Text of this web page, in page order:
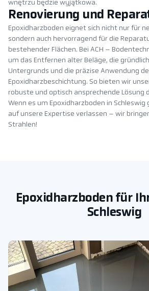
wnętrzu będzie wyjątkowa.
Renovierung und
Epoxidharzboden eignet sich nicht nur für
sondern auch hervorragend für die
bestehender Flächen. Bei ACH –
um das Entfernen alter Beläge, die
Untergrunds und die präzise Anwendung
Epoxidharzbeschichtung. So bieten wir
robuste und optisch ansprechende Lösung
Wenn es um Epoxidharzboden in Schleswig
auf unsere Expertise verlassen – wir
Strahlen!
Epoxidharzboden für
Schleswig